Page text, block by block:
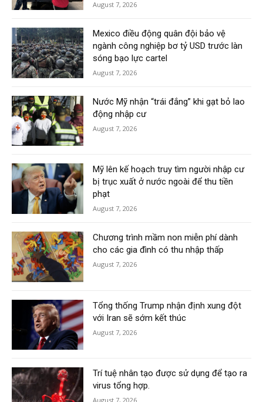
August 7, 2026
Mexico điều động quân đội bảo vệ
ngành công nghiệp bơ tỷ USD trước làn
sóng bạo lực cartel
August 7, 2026
Nước Mỹ nhận “trái đắng” khi gạt bỏ lao
động nhập cư
August 7, 2026
Mỹ lên kế hoạch truy tìm người nhập cư
bị trục xuất ở nước ngoài để thu tiền
phạt
August 7, 2026
Chương trình mầm non miễn phí dành
cho các gia đình có thu nhập thấp
August 7, 2026
Tổng thống Trump nhận định xung đột
với Iran sẽ sớm kết thúc
August 7, 2026
Trí tuệ nhân tạo được sử dụng để tạo ra
virus tổng hợp.
August 7, 2026